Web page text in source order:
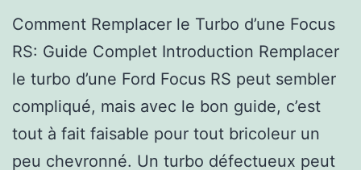
Comment Remplacer le Turbo d’une Focus
RS: Guide Complet Introduction Remplacer
le turbo d’une Ford Focus RS peut sembler
compliqué, mais avec le bon guide, c’est
tout à fait faisable pour tout bricoleur un
peu chevronné. Un turbo défectueux peut